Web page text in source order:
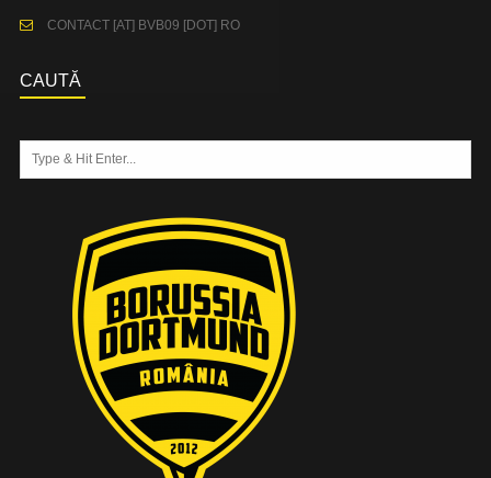
CONTACT [AT] BVB09 [DOT] RO
CAUTĂ